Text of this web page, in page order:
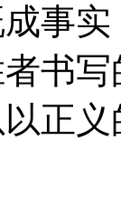
事
书
正